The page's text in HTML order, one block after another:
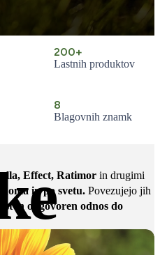
Lastnih produktov
200+
Blagovnih znamk
8
Effect, Ratimor in drugimi
in po svetu. Povezujejo jih
in odgovoren odnos do